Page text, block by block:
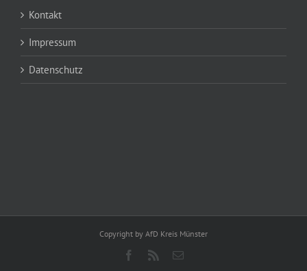
Kontakt
Impressum
Datenschutz
Copyright by AfD Kreis Münster
Facebook
Rss
E-